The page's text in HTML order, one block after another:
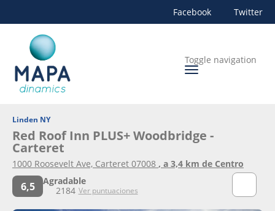
Facebook Twitter
Toggle navigation
Linden NY
Red Roof Inn PLUS+ Woodbridge -
Carteret
1000 Roosevelt Ave, Carteret 07008 , a 3,4 km de Centro
6,5
Agradable
2184 Ver puntuaciones